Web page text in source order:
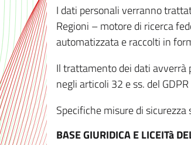
I dati personali verranno
Regioni – motore di ricerca
automatizzata e raccolti in
Il trattamento dei dati avverrà
negli articoli 32 e ss. del
Specifiche misure di
BASE GIURIDICA E LICEITà